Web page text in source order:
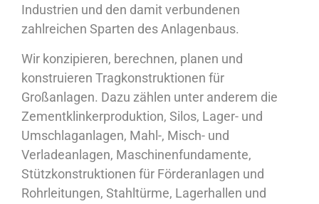
Industrien und den damit verbundenen
zahlreichen Sparten des Anlagenbaus.
Wir konzipieren, berechnen, planen und
konstruieren Tragkonstruktionen für
Großanlagen. Dazu zählen unter anderem die
Zementklinkerproduktion, Silos, Lager- und
Umschlaganlagen, Mahl-, Misch- und
Verladeanlagen, Maschinenfundamente,
Stützkonstruktionen für Förderanlagen und
Rohrleitungen, Stahltürme, Lagerhallen und